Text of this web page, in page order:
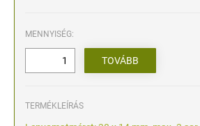
MENNYISÉG:
TERMÉKLEÍRÁS